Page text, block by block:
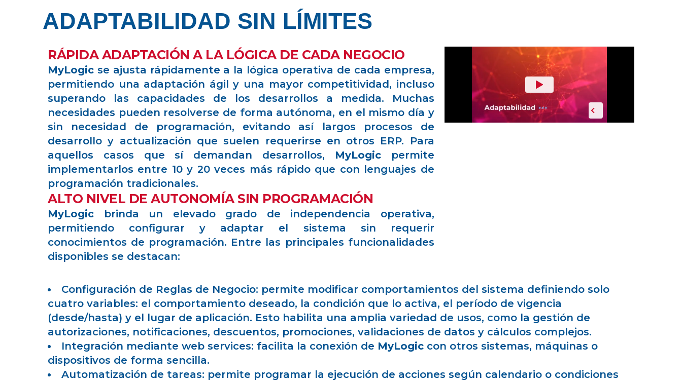
ADAPTABILIDAD SIN LÍMITES
RÁPIDA ADAPTACIÓN A LA LÓGICA DE CADA NEGOCIO
MyLogic se ajusta rápidamente a la lógica operativa de cada empresa,
permitiendo una adaptación ágil y una mayor competitividad, incluso
superando las capacidades de los desarrollos a medida. Muchas
necesidades pueden resolverse de forma autónoma, en el mismo día y
sin necesidad de programación, evitando así largos procesos de
desarrollo y actualización que suelen requerirse en otros ERP. Para
aquellos casos que sí demandan desarrollos, MyLogic permite
implementarlos entre 10 y 20 veces más rápido que con lenguajes de
programación tradicionales.
ALTO NIVEL DE AUTONOMÍA SIN PROGRAMACIÓN
MyLogic
brinda un elevado grado de independencia operativa,
permitiendo configurar y adaptar el sistema sin requerir
conocimientos de programación. Entre las principales funcionalidades
disponibles se destacan:
Configuración de Reglas de Negocio: permite modificar comportamientos del sistema definiendo solo
cuatro variables: el comportamiento deseado, la condición que lo activa, el período de vigencia
(desde/hasta) y el lugar de aplicación. Esto habilita una amplia variedad de usos, como la gestión de
autorizaciones, notificaciones, descuentos, promociones, validaciones de datos y cálculos complejos.
Integración mediante web services: facilita la conexión de MyLogic con otros sistemas, máquinas o
dispositivos de forma sencilla.
Automatización de tareas: permite programar la ejecución de acciones según calendario o condiciones